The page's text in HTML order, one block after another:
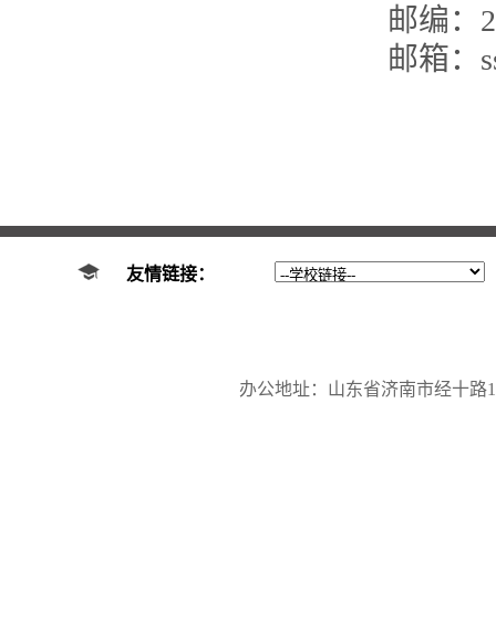
邮编：
邮箱：
友情链接：
办公地址：山东省济南市经十路